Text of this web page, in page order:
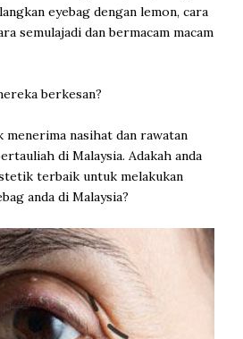
eyebag dengan lemon, cara
semulajadi dan bermacam macam
berkesan?
menerima nasihat dan rawatan
di Malaysia. Adakah anda
terbaik untuk melakukan
anda di Malaysia?